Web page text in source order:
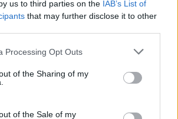
us to third parties on the IAB’s List of
that may further disclose it to other
website/app uses one or more Google
or usage behaviour. You may click to
to Google and its third-party tags to
specified purposes in below Google
Processing Opt Outs
of the Sharing of my
of the Sale of my